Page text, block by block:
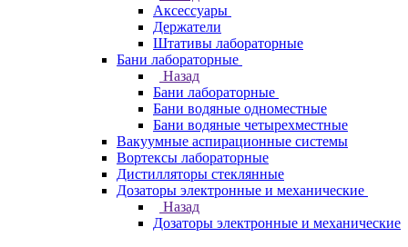
Аксессуары
Держатели
Штативы лабораторные
Бани лабораторные
Назад
Бани лабораторные
Бани водяные одноместные
Бани водяные четырехместные
Вакуумные аспирационные системы
Вортексы лабораторные
Дистилляторы стеклянные
Дозаторы электронные и механические
Назад
Дозаторы электронные и механические